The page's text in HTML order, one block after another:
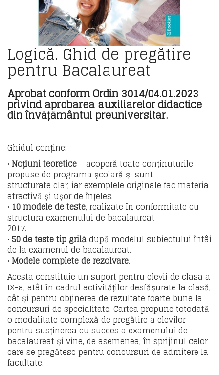
Logică. Ghid de pregătire
pentru Bacalaureat
Aprobat conform Ordin 3014/04.01.2023
privind aprobarea auxiliarelor didactice
din învățământul preuniversitar.
Ghidul conține:
• Noțiuni teoretice – acoperă toate conținuturile
propuse de programa școlară și sunt
structurate clar, iar exemplele originale fac materia
atractivă și ușor de înțeles.
• 10 modele de teste, realizate în conformitate cu
structura examenului de bacalaureat
2017.
•50 de teste tip grilădupă modelul subiectului întâi
de la examenul de bacalaureat.
• Modele complete de rezolvare.
Acesta constituie un suport pentru elevii de clasa a
IX-a, atât în cadrul activităților desfășurate la clasă,
cât și pentru obținerea de rezultate foarte bune la
concursuri de specialitate. Cartea propune totodată
o modalitate complexă de pregătire a elevilor
pentru susținerea cu succes a examenului de
bacalaureat și vine, de asemenea, în sprijinul celor
care se pregătesc pentru concursuri de admitere la
facultate.